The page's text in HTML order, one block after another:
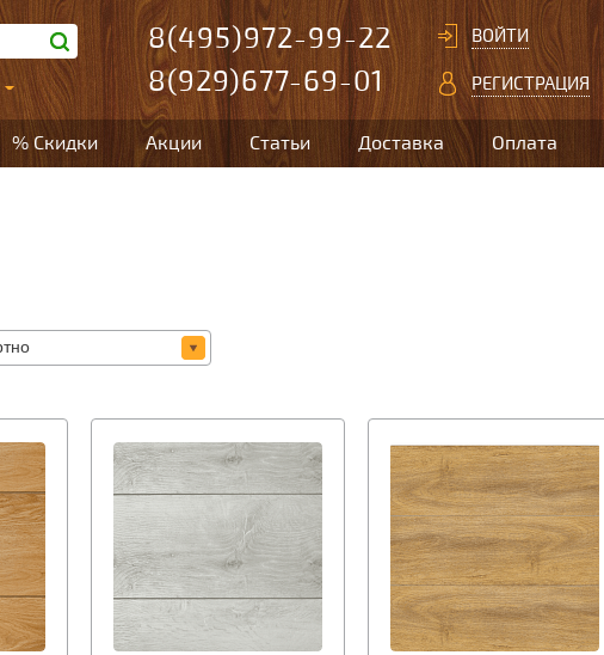
8(495)972-99-22
8(929)677-69-01
ВОЙТИ
РЕГИСТРАЦИЯ
% Скидки Акции Статьи Доставка Оплата